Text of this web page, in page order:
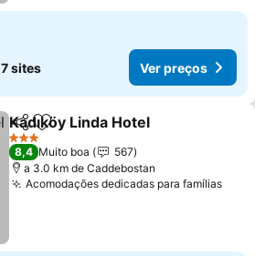
7 sites Ver preços
PartilharAdicionar aos favoritos
Kadıköy Linda Hotel
3 Estrelas
8,4 Muito boa
567
a 3.0 km de Caddebostan
Acomodações dedicadas para famílias